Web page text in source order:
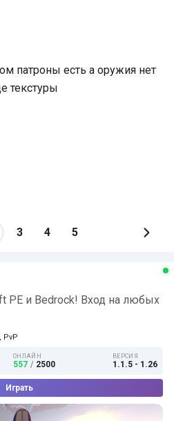
патроны есть а оружия нет
текстуры
3 4 5
PE и Bedrock! Вход на любых
PvP
ОНЛАЙН
557 / 2500
ВЕРСИЯ
1.1.5 - 1.26
Играть